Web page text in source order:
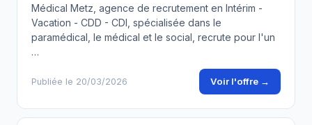
Médical Metz, agence de recrutement en Intérim -
Vacation - CDD - CDI, spécialisée dans le
paramédical, le médical et le social, recrute pour l'un
…
Publiée le 20/03/2026 Voir l'offre →